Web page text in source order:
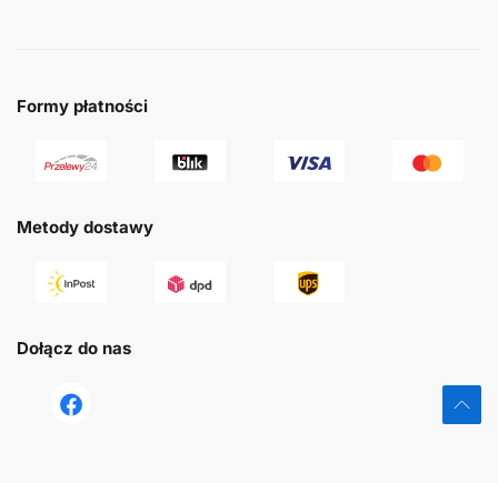
Formy płatności
Metody dostawy
Dołącz do nas